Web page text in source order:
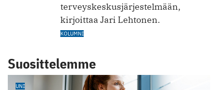
terveyskeskusjärjestelmään,
kirjoittaa Jari Lehtonen.
KOLUMNI
Suosittelemme
UNI